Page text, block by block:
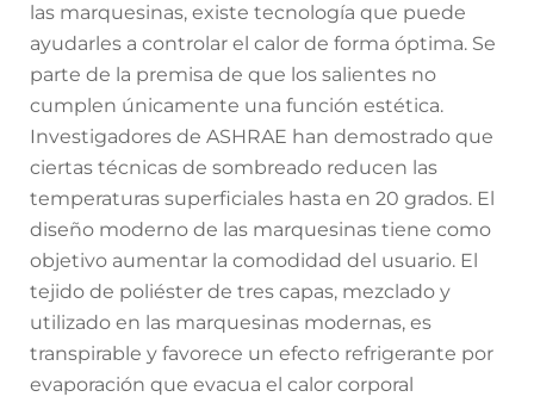
las marquesinas, existe tecnología que puede
ayudarles a controlar el calor de forma óptima. Se
parte de la premisa de que los salientes no
cumplen únicamente una función estética.
Investigadores de ASHRAE han demostrado que
ciertas técnicas de sombreado reducen las
temperaturas superficiales hasta en 20 grados. El
diseño moderno de las marquesinas tiene como
objetivo aumentar la comodidad del usuario. El
tejido de poliéster de tres capas, mezclado y
utilizado en las marquesinas modernas, es
transpirable y favorece un efecto refrigerante por
evaporación que evacua el calor corporal